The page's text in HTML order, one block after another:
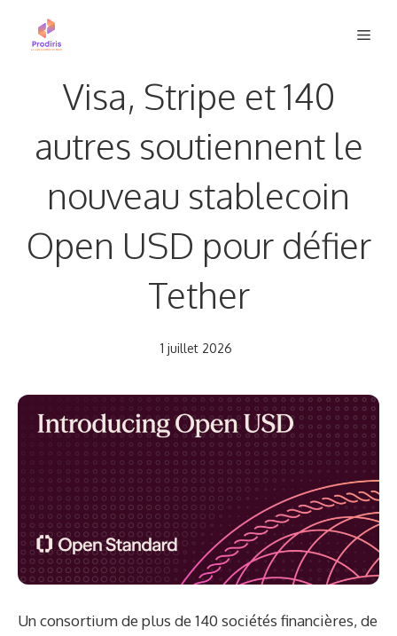
Visa, Stripe et 140
autres soutiennent le
nouveau stablecoin
Open USD pour défier
Tether
1 juillet 2026
Un consortium de plus de 140 sociétés financières, de